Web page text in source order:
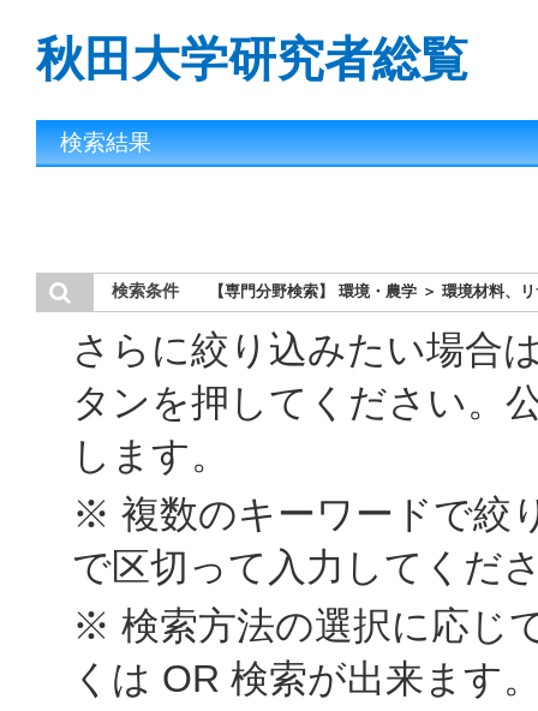
秋田大学研究者総覧
検索結果
検索条件 【専門分野検索】 環境・農学 ＞ 環境材料、
さらに絞り込みたい場合
タンを押してください。
します。
※ 複数のキーワードで絞
で区切って入力してくだ
※ 検索方法の選択に応じ
くは OR 検索が出来ます